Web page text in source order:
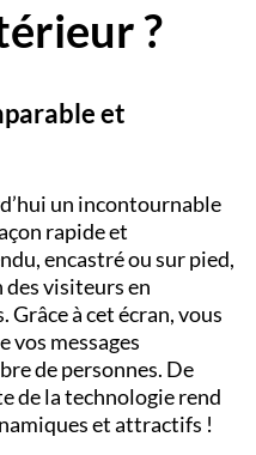
?
et
un incontournable
rapide et
encastré ou sur pied,
visiteurs en
à cet écran, vous
vos messages
de personnes. De
de la technologie rend
et attractifs !